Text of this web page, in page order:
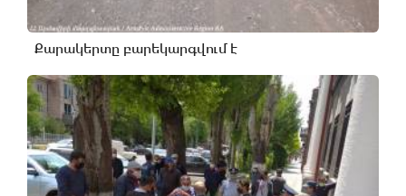
Քարակերտը բարեկարգվում է